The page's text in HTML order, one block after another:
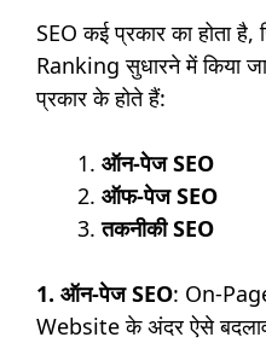
SEO कई प्रकार का होता
Ranking सुधारने में किया
प्रकार के होते हैं:
ऑन-पेज SEO
ऑफ-पेज SEO
तकनीकी SEO
1. ऑन-पेज SEO: On-
Website के अंदर ऐसे